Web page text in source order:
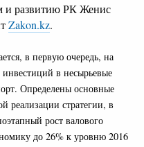
и развитию РК Женис
Zakon.kz.
в первую очередь, на
в несырьевые
Определены основные
реализации стратегии, в
рост валового
до 26% к уровню 2016